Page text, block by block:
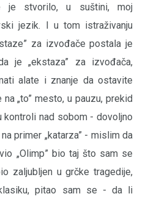
je stvorilo, u suštini, moj
jezik. I u tom istraživanju
za izvođače postala je
je „ekstaza” za izvođača,
alate i znanje da ostavite
„to” mesto, u pauzu, prekid
nad sobom - dovoljno
primer „katarza” - mislim da
„Olimp” bio taj što sam se
zaljubljen u grčke tragedije,
pitao sam se - da li